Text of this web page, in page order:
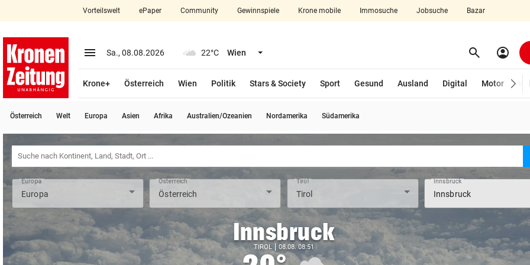
closeSchließen
account_circle Anmelden
arrow_right
bookmark Merkliste
search
Suchbegriff
eingeben
Vorteilswelt ePaper Community Gewinnspiele Krone mobile Immosuche Jobsuche Bazar
menu Menü aufklappen
Sa., 08.08.2026 22°C Wien Menü aufklappen search Suchen
account_circle
Krone+ Österreich Wien Politik Stars & Society Sport Gesund Ausland Digital Motor
Österreich Welt Europa Asien Afrika Australien/Ozeanien Nordamerika Südamerika
Europa Österreich Tirol Innsbruck
Innsbruck
TIROL 08.08. 08:51